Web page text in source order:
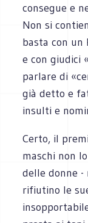
consegue e
Non si
basta con un
e con giudici
parlare di
già detto e
insulti e
Certo, il
maschi non
delle donne -
rifiutino le